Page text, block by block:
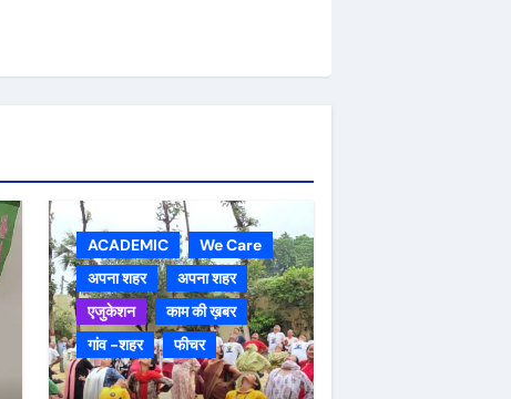
ACADEMIC
We Care
अपना शहर
अपना शहर
एजुकेशन
काम की ख़बर
गांव -शहर
फीचर